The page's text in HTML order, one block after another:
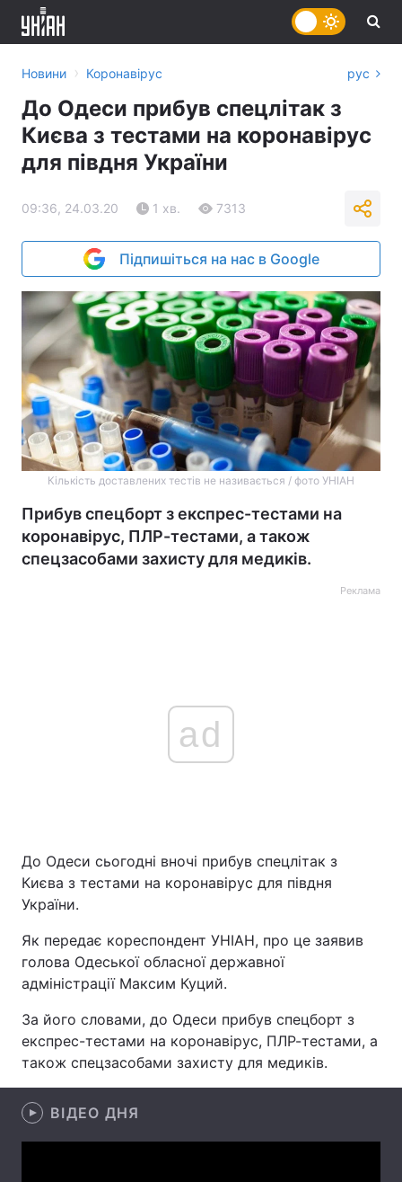
Головна Війна
Економіка Світ
Техно і зв'язок Лайт
Здоров'я
Новини › Коронавірус рус
До Одеси прибув спецлітак з
Києва з тестами на коронавірус
для півдня України
09:36, 24.03.20 1 хв. 7313
Підпишіться на нас в Google
Кількість доставлених тестів не називається / фото УНІАН
Прибув спецборт з експрес-тестами на
коронавірус, ПЛР-тестами, а також
спецзасобами захисту для медиків.
Реклама
ad
До Одеси сьогодні вночі прибув спецлітак з
Києва з тестами на коронавірус для півдня
України.
Як передає кореспондент УНІАН, про це заявив
голова Одеської обласної державної
адміністрації Максим Куций.
За його словами, до Одеси прибув спецборт з
експрес-тестами на коронавірус, ПЛР-тестами, а
також спецзасобами захисту для медиків.
ВІДЕО ДНЯ